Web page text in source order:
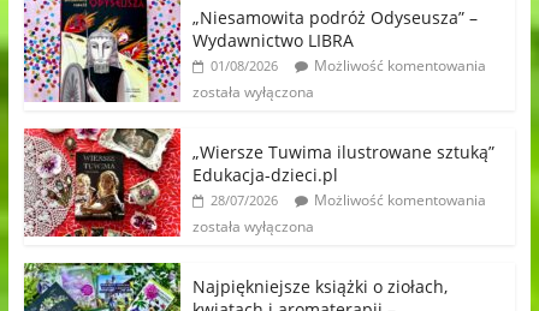
„Niesamowita podróż Odyseusza” –
Wydawnictwo LIBRA
01/08/2026
Możliwość komentowania
została wyłączona
„Wiersze Tuwima ilustrowane sztuką”
Edukacja-dzieci.pl
28/07/2026
Możliwość komentowania
została wyłączona
Najpiękniejsze książki o ziołach,